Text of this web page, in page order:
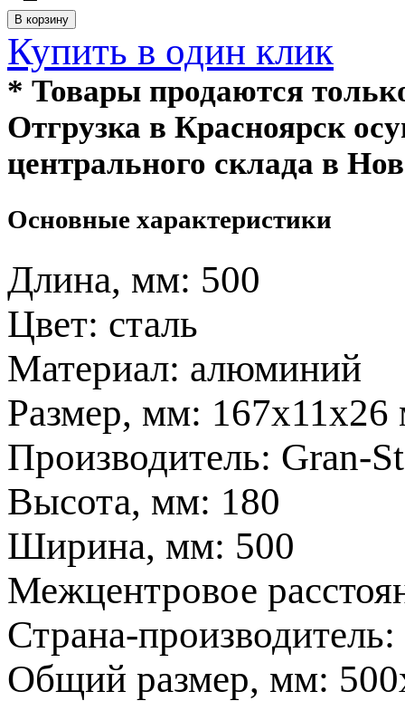
Купить в один клик
* Товары продаются
Отгрузка в Красноярск
центрального склада в
Основные характеристики
Длина, мм: 500
Цвет: сталь
Материал: алюминий
Размер, мм:
Производитель: Gran-
Высота, мм: 180
Ширина, мм: 500
Межцентровое
Страна-производитель:
Общий размер, мм: